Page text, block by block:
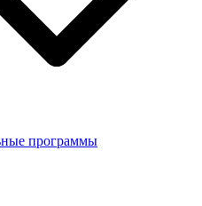
программы